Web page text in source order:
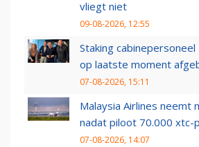
vliegt niet
09-08-2026, 12:55
Staking cabinepersoneel
op laatste moment
07-08-2026, 15:11
Malaysia Airlines neemt
nadat piloot 70.000 xtc-
07-08-2026, 14:07